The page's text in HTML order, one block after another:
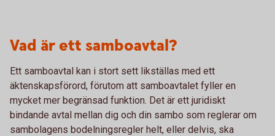
Vad är ett samboavtal?
Ett samboavtal kan i stort sett likställas med ett
äktenskapsförord, förutom att samboavtalet fyller en
mycket mer begränsad funktion. Det är ett juridiskt
bindande avtal mellan dig och din sambo som reglerar om
sambolagens bodelningsregler helt, eller delvis, ska